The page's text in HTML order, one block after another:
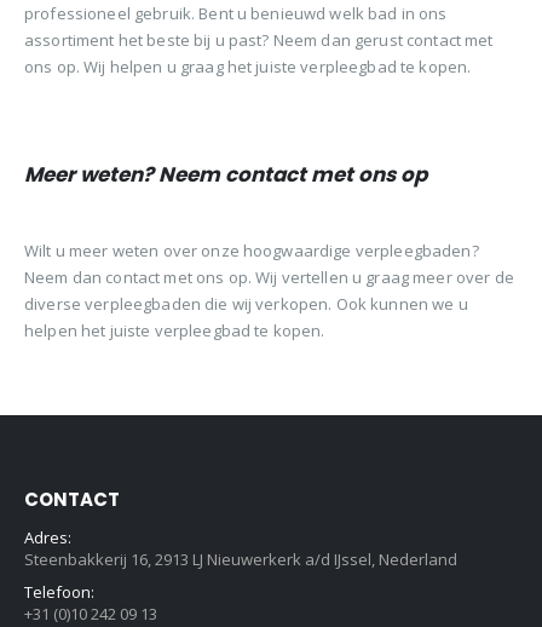
professioneel gebruik. Bent u benieuwd welk bad in ons
assortiment het beste bij u past? Neem dan gerust contact met
ons op. Wij helpen u graag het juiste verpleegbad te kopen.
Meer weten? Neem contact met ons op
Wilt u meer weten over onze hoogwaardige verpleegbaden?
Neem dan contact met ons op. Wij vertellen u graag meer over de
diverse verpleegbaden die wij verkopen. Ook kunnen we u
helpen het juiste verpleegbad te kopen.
CONTACT
Adres:
Steenbakkerij 16, 2913 LJ Nieuwerkerk a/d IJssel, Nederland
Telefoon:
+31 (0)10 242 09 13